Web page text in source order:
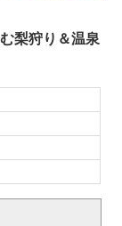
梨狩り＆温泉